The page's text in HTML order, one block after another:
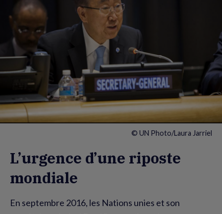
L’urgence d’une riposte
mondiale
En septembre 2016, les Nations unies et son
© UN Photo/Laura Jarriel